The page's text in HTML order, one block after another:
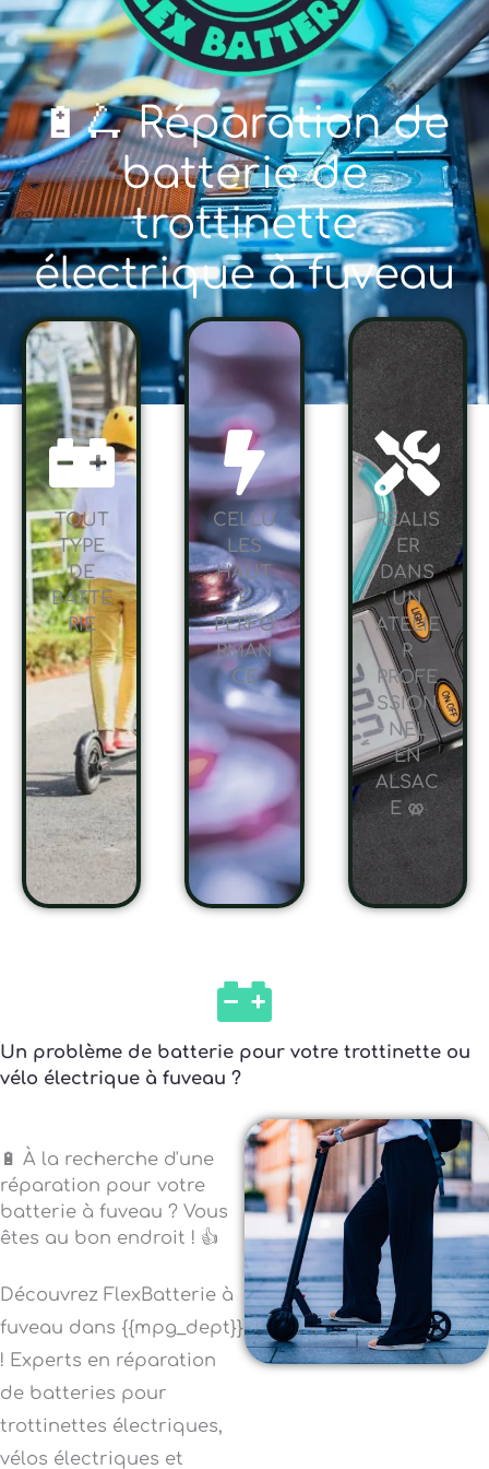
🔋🛴 Réparation de
batterie de
trottinette
électrique à fuveau
TOUT
TYPE
DE
BATTE
RIE
CELLU
LES
HAUT
E
PERFO
RMAN
CE
RÉALIS
ER
DANS
UN
ATELIE
R
PROFE
SSION
NEL
EN
ALSAC
E 🥨
Un problème de batterie pour votre trottinette ou
vélo électrique à fuveau ?
🔋 À la recherche d'une
réparation pour votre
batterie à fuveau ? Vous
êtes au bon endroit ! 👍
Découvrez FlexBatterie à
fuveau dans {{mpg_dept}}
! Experts en réparation
de batteries pour
trottinettes électriques,
vélos électriques et